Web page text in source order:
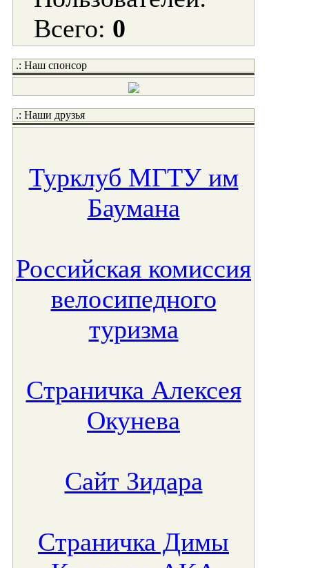
Всего: 0
.: Наш спонсор
.: Наши друзья
Турклуб МГТУ им
Баумана
Российская комиссия
велосипедного
туризма
Страничка Алексея
Окунева
Сайт Зидара
Страничка Димы